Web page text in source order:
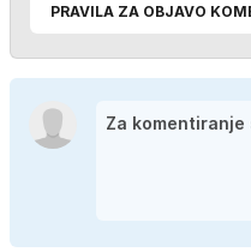
PRAVILA ZA OBJAVO